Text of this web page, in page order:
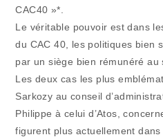
CAC40 »*.
Le véritable pouvoir est dans
du CAC 40, les politiques bien
par un siège bien rémunéré au
Les deux cas les plus
Sarkozy au conseil
Philippe à celui d’Atos,
figurent plus actuellement dans